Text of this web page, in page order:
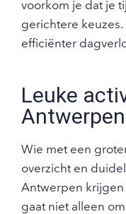
voorkom je dat je
gerichtere
efficiënter
Leuke
Wie met een
overzicht en
Antwerpen
gaat niet alleen